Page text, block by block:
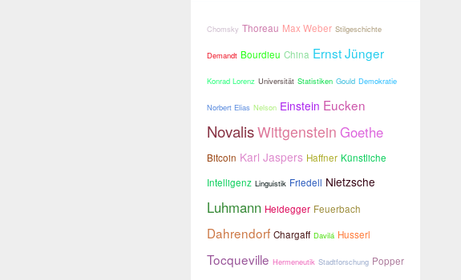
Chomsky Thoreau Max Weber Stilgeschichte
Demandt Bourdieu China Ernst Jünger
Konrad Lorenz Universität Statistiken Gould Demokratie
Norbert Elias Nelson Einstein Eucken
NovalisWittgenstein Goethe
Bitcoin Karl Jaspers Haffner Künstliche
Intelligenz Linguistik Friedell Nietzsche
Luhmann Heidegger Feuerbach
Dahrendorf Chargaff Davilá Husserl
Tocqueville Hermeneutik Stadtforschung Popper